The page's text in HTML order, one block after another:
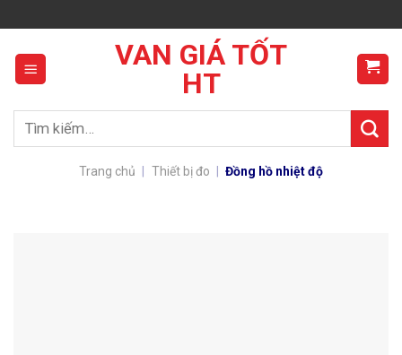
to
content
VAN GIÁ TỐT
HT
Tìm
Trang chủ Thiết bị đo Đồng hồ nhiệt độ